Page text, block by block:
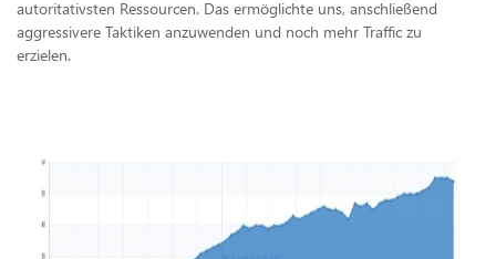
autoritativsten Ressourcen. Das ermöglichte uns, anschließend
aggressivere Taktiken anzuwenden und noch mehr Traffic zu
erzielen.